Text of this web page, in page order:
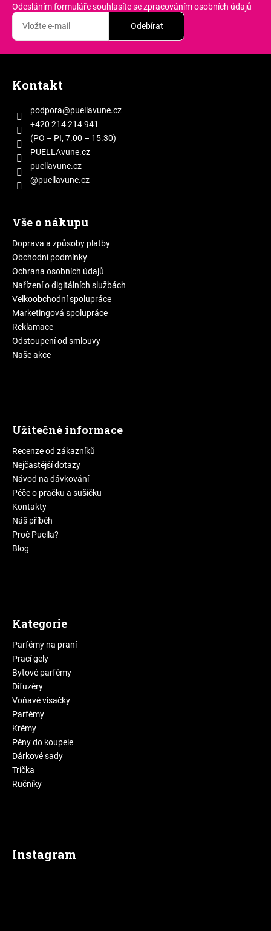
Odesláním formuláře souhlasítese zpracováním osobních údajů
Odebírat
Kontakt
podpora@puellavune.cz
+420 214 214 941
(PO – PI, 7.00 – 15.30)
PUELLAvune.cz
puellavune.cz
@puellavune.cz
Vše o nákupu
Doprava a způsoby platby
Obchodní podmínky
Ochrana osobních údajů
Nařízení o digitálních službách
Velkoobchodní spolupráce
Marketingová spolupráce
Reklamace
Odstoupení od smlouvy
Naše akce
Užitečné informace
Recenze od zákazníků
Nejčastější dotazy
Návod na dávkování
Péče o pračku a sušičku
Kontakty
Náš příběh
Proč Puella?
Blog
Kategorie
Parfémy na praní
Prací gely
Bytové parfémy
Difuzéry
Voňavé visačky
Parfémy
Krémy
Pěny do koupele
Dárkové sady
Trička
Ručníky
Instagram